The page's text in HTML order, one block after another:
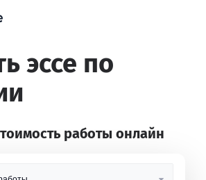
эссе по
работы онлайн